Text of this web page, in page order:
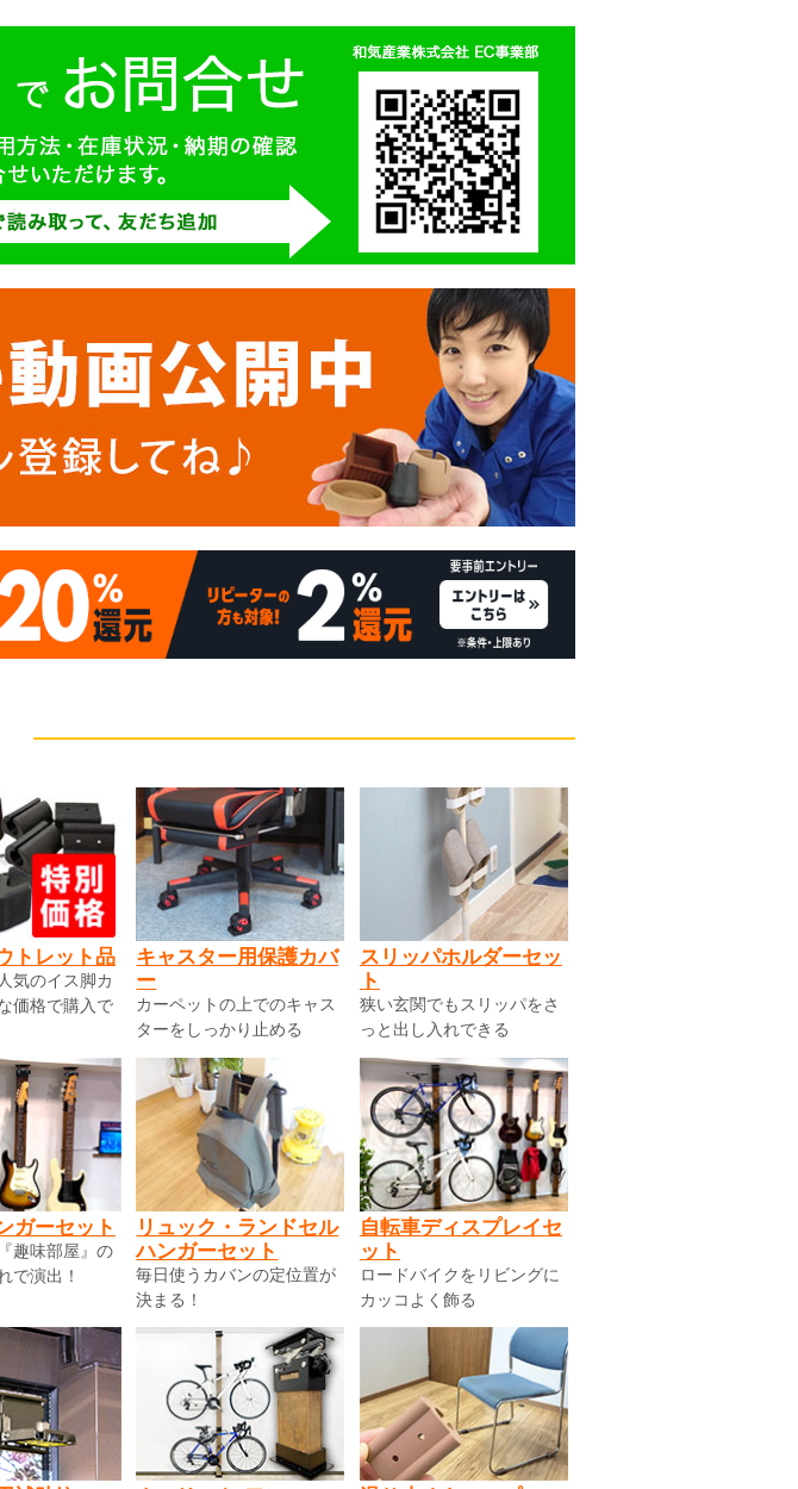
トレット品
気のイス脚カ
価格で購入で
キャスター用保護カバ
ー
カーペットの上でのキャス
ターをしっかり止める
スリッパホルダーセッ
ト
狭い玄関でもスリッパをさ
っと出し入れできる
ガーセット
趣味部屋』の
で演出！
リュック・ランドセル
ハンガーセット
毎日使うカバンの定位置が
決まる！
自転車ディスプレイセ
ット
ロードバイクをリビングに
カッコよく飾る